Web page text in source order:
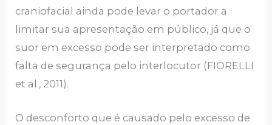
craniofacial ainda pode levar o portador a
limitar sua apresentação em público, já que o
suor em excesso pode ser interpretado como
falta de segurança pelo interlocutor (FIORELLI
et al., 2011).
O desconforto que é causado pelo excesso de